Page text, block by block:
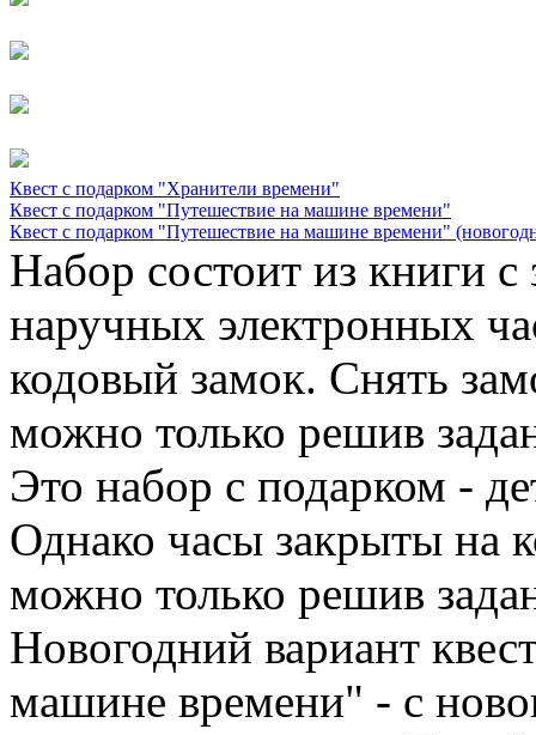
Квест с подарком "Хранители времени"
Квест с подарком "Путешествие на машине времени"
Квест с подарком "Путешествие на машине времени"
Набор состоит из книги
наручных электронных
кодовый замок. Снять
можно только решив
Это набор с подарком -
Однако часы закрыты на
можно только решив
Новогодний вариант
машине времени" - с